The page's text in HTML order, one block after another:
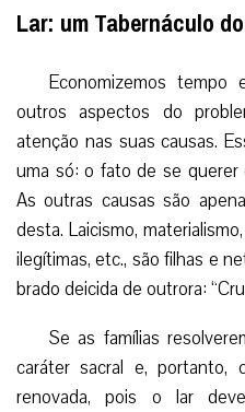
Lar: um Tabernáculo
Economizemos tempo
outros aspectos do
atenção nas suas causas.
uma só: o fato de se querer
As outras causas são
desta. Laicismo,
ilegítimas, etc., são filhas e
brado deicida de outrora:
Se as famílias
caráter sacral e, portanto,
renovada, pois o lar